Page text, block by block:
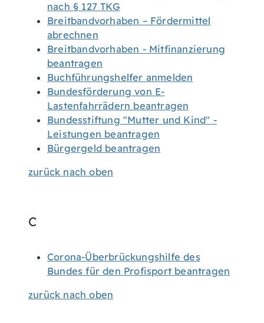
nach § 127 TKG
Breitbandvorhaben – Fördermittel
abrechnen
Breitbandvorhaben - Mitfinanzierung
beantragen
Buchführungshelfer anmelden
Bundesförderung von E-
Lastenfahrrädern beantragen
Bundesstiftung "Mutter und Kind" -
Leistungen beantragen
Bürgergeld beantragen
zurück nach oben
C
Corona-Überbrückungshilfe des
Bundes für den Profisport beantragen
zurück nach oben